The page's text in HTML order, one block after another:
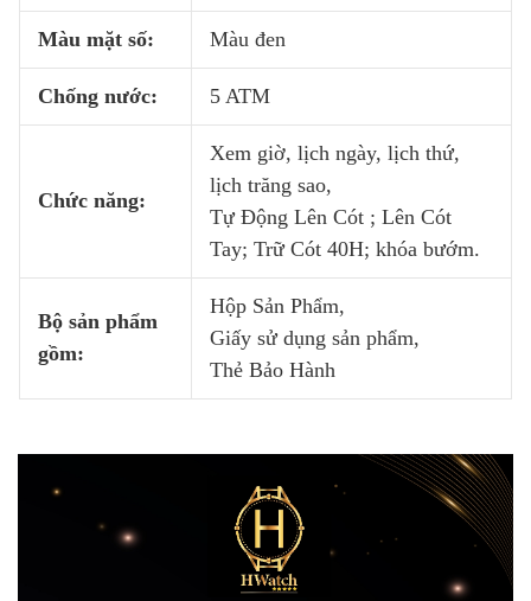
Màu mặt số: Màu đen
Chống nước: 5 ATM
Chức năng:
Xem giờ, lịch ngày, lịch thứ,
lịch trăng sao,
Tự Động Lên Cót ; Lên Cót
Tay; Trữ Cót 40H; khóa bướm.
Bộ sản phẩm
gồm:
Hộp Sản Phẩm,
Giấy sử dụng sản phẩm,
Thẻ Bảo Hành